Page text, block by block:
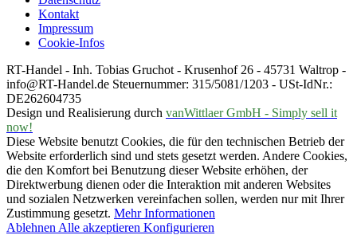
Kontakt
Impressum
Cookie-Infos
RT-Handel - Inh. Tobias Gruchot - Krusenhof 26 - 45731 Waltrop -
info@RT-Handel.de Steuernummer: 315/5081/1203 - USt-IdNr.:
DE262604735
Design und Realisierung durch vanWittlaer GmbH - Simply sell it
now!
Diese Website benutzt Cookies, die für den technischen Betrieb der
Website erforderlich sind und stets gesetzt werden. Andere Cookies,
die den Komfort bei Benutzung dieser Website erhöhen, der
Direktwerbung dienen oder die Interaktion mit anderen Websites
und sozialen Netzwerken vereinfachen sollen, werden nur mit Ihrer
Zustimmung gesetzt. Mehr Informationen
Ablehnen Alle akzeptieren Konfigurieren